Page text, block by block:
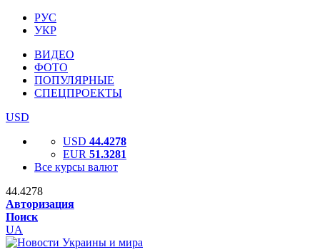
РУС
УКР
ВИДЕО
ФОТО
ПОПУЛЯРНЫЕ
СПЕЦПРОЕКТЫ
USD
USD 44.4278
EUR 51.3281
Все курсы валют
44.4278
Авторизация
Поиск
UA